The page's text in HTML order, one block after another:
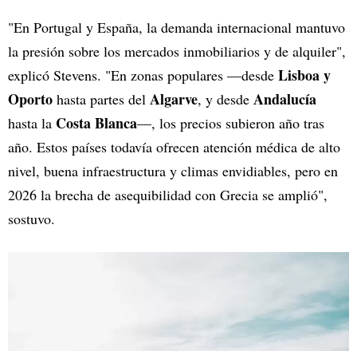
"En Portugal y España, la demanda internacional mantuvo
la presión sobre los mercados inmobiliarios y de alquiler",
explicó Stevens. "En zonas populares —desde Lisboa y
Oporto hasta partes del Algarve, y desde Andalucía
hasta la Costa Blanca—, los precios subieron año tras
año. Estos países todavía ofrecen atención médica de alto
nivel, buena infraestructura y climas envidiables, pero en
2026 la brecha de asequibilidad con Grecia se amplió",
sostuvo.